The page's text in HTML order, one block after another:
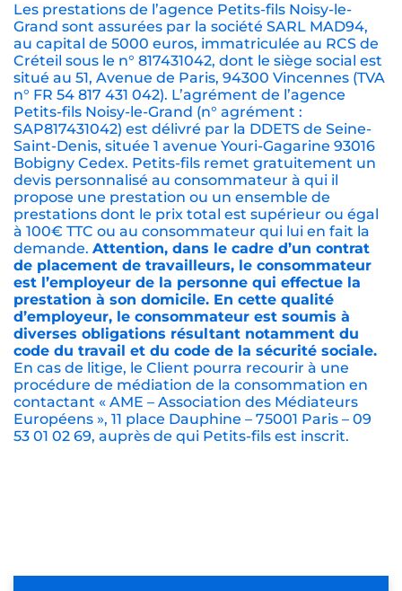
Les prestations de l’agence Petits-fils Noisy-le-
Grand sont assurées par la société SARL MAD94,
au capital de 5000 euros, immatriculée au RCS de
Créteil sous le n° 817431042, dont le siège social est
situé au 51, Avenue de Paris, 94300 Vincennes (TVA
n° FR 54 817 431 042). L’agrément de l’agence
Petits-fils Noisy-le-Grand (n° agrément :
SAP817431042) est délivré par la DDETS de Seine-
Saint-Denis, située 1 avenue Youri-Gagarine 93016
Bobigny Cedex. Petits-fils remet gratuitement un
devis personnalisé au consommateur à qui il
propose une prestation ou un ensemble de
prestations dont le prix total est supérieur ou égal
à 100€ TTC ou au consommateur qui lui en fait la
demande. Attention, dans le cadre d’un contrat
de placement de travailleurs, le consommateur
est l’employeur de la personne qui effectue la
prestation à son domicile. En cette qualité
d’employeur, le consommateur est soumis à
diverses obligations résultant notamment du
code du travail et du code de la sécurité sociale.
En cas de litige, le Client pourra recourir à une
procédure de médiation de la consommation en
contactant « AME – Association des Médiateurs
Européens », 11 place Dauphine – 75001 Paris – 09
53 01 02 69, auprès de qui Petits-fils est inscrit.